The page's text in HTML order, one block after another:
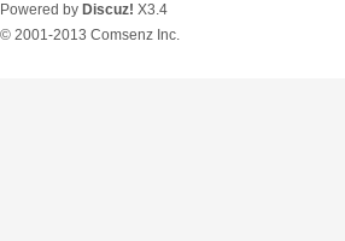
Powered by Discuz! X3.4
© 2001-2013 Comsenz Inc.